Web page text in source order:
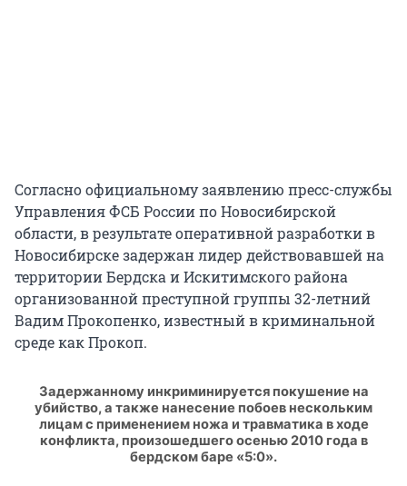
Согласно официальному заявлению пресс-службы
Управления ФСБ России по Новосибирской
области, в результате оперативной разработки в
Новосибирске задержан лидер действовавшей на
территории Бердска и Искитимского района
организованной преступной группы 32-летний
Вадим Прокопенко, известный в криминальной
среде как Прокоп.
Задержанному инкриминируется покушение на
убийство, а также нанесение побоев нескольким
лицам с применением ножа и травматика в ходе
конфликта, произошедшего осенью 2010 года в
бердском баре «5:0».